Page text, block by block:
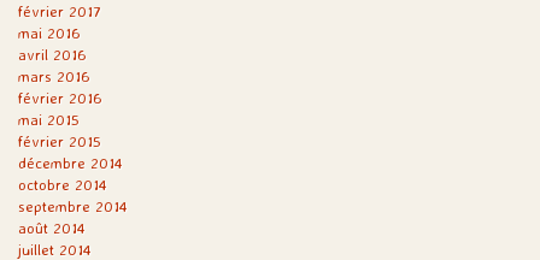
février 2017
mai 2016
avril 2016
mars 2016
février 2016
mai 2015
février 2015
décembre 2014
octobre 2014
septembre 2014
août 2014
juillet 2014